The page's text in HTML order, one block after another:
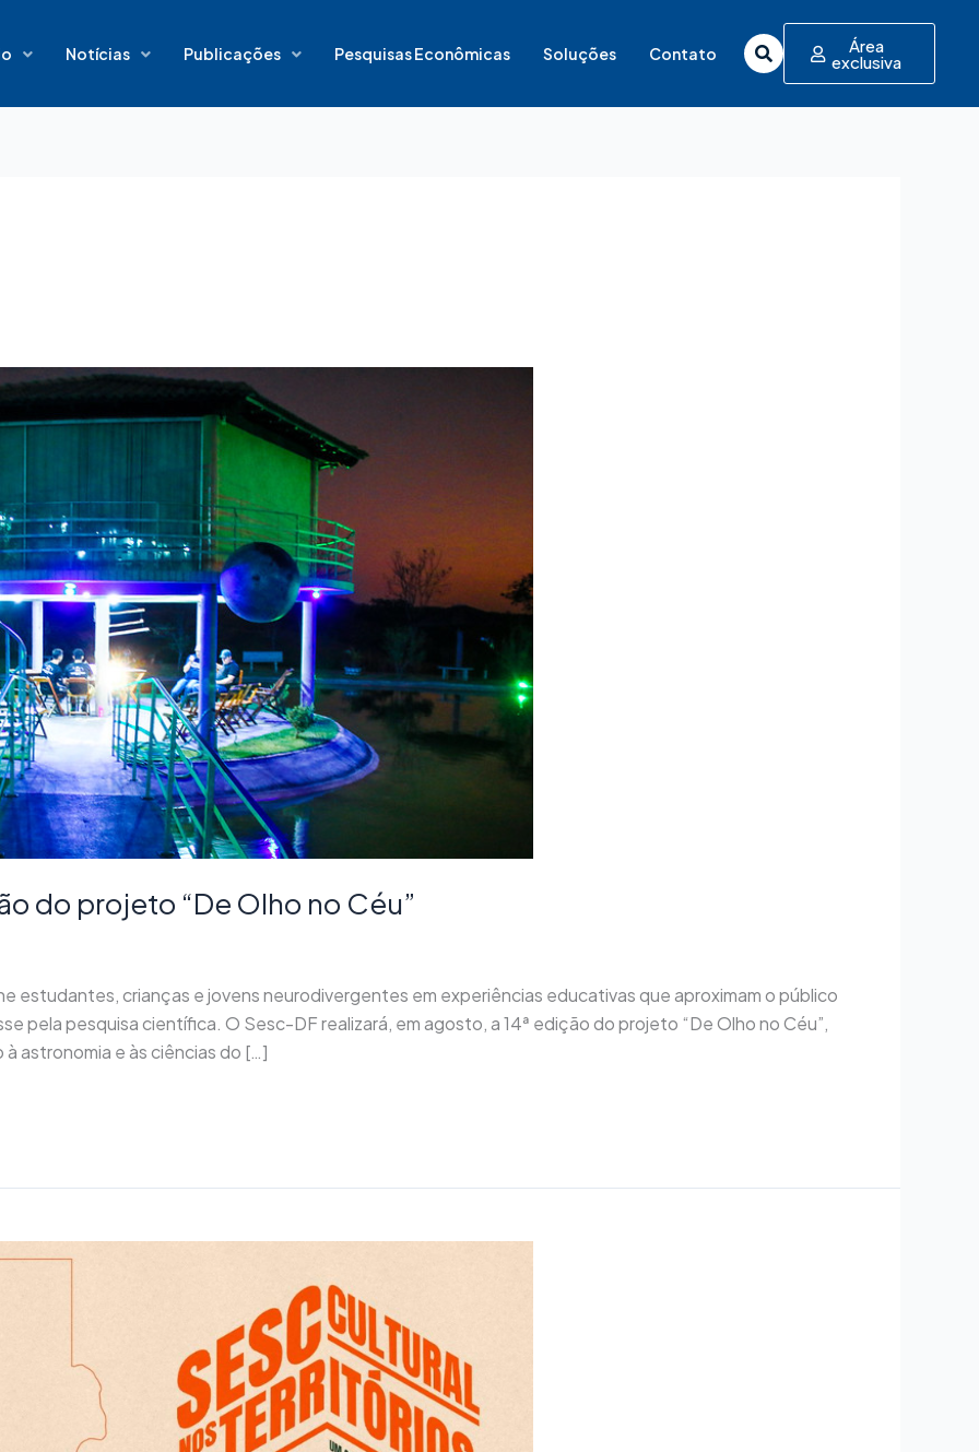
Notícias Publicações Pesquisas Econômicas Soluções Contato Área
exclusiva
do projeto “De Olho no Céu”
estudantes, crianças e jovens neurodivergentes em experiências educativas que aproximam o público
pela pesquisa científica. O Sesc-DF realizará, em agosto, a 14ª edição do projeto “De Olho no Céu”,
astronomia e às ciências do […]